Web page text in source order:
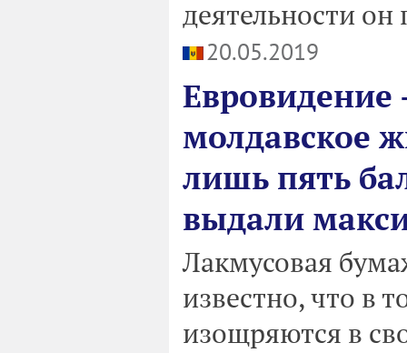
деятельности он
20.05.2019
Евровидение
молдавское
лишь пять
выдали
Лакмусовая
известно, что в
изощряются в